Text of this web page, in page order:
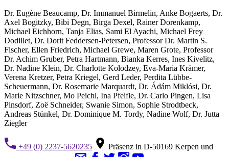
Dr. Eugène Beaucamp, Dr. Immanuel Birmelin, Anke Bogaerts, Dr.
Axel Bogitzky, Bibi Degn, Birga Dexel, Rainer Dorenkamp,
Michael Eichhorn, Tanja Elias, Sami El Ayachi, Michael Frey
Dodillet, Dr. Dorit Feddersen-Petersen, Professor Dr. Martin S.
Fischer, Ellen Friedrich, Michael Grewe, Maren Grote, Professor
Dr. Achim Gruber, Petra Hartmann, Bianka Kerres, Ines Kivelitz,
Dr. Nadine Klein, Dr. Charlotte Kolodzey, Eva-Maria Krämer,
Verena Kretzer, Petra Kriegel, Gerd Leder, Perdita Lübbe-
Scheuermann, Dr. Rosemarie Marquardt, Dr. Ádám Miklósi, Dr.
Marie Nitzschner, Mo Peichl, Ina Pfeifle, Dr. Carlo Pingen, Lisa
Pinsdorf, Zoë Schneider, Swanie Simon, Sophie Strodtbeck,
Andreas Stünkel, Dr. Dominique M. Tordy, Nadine Wolf, Dr. Jutta
Ziegler
+49 (0) 2237-5620235
Präsenz in D-50169 Kerpen und